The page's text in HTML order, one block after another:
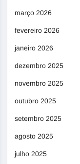
março 2026
fevereiro 2026
janeiro 2026
dezembro 2025
novembro 2025
outubro 2025
setembro 2025
agosto 2025
julho 2025